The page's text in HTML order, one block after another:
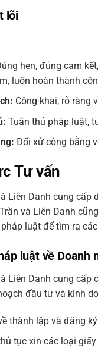
lõi
hẹn, đúng cam
luôn hoàn thành
Công khai, rõ ràng
Tuân thủ pháp luật,
Đối xử công bằng
Tư vấn
Liên Danh cung
và Liên Danh
luật để tìm ra
luật về Doanh
Liên Danh cung
đầu tư và kinh
thành lập và đăng
tục xin các loại